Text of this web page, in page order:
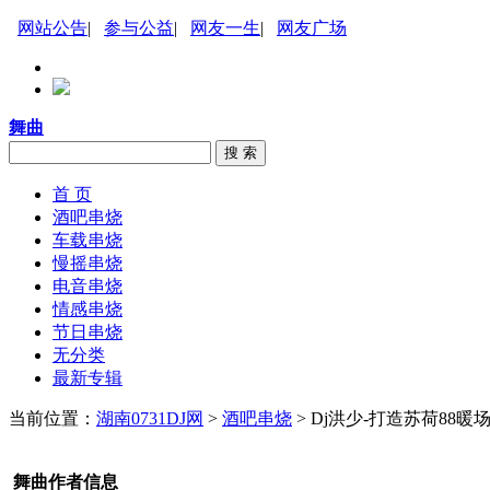
网站公告| 参与公益| 网友一生| 网友广场
舞曲
搜 索
首 页
酒吧串烧
车载串烧
慢摇串烧
电音串烧
情感串烧
节日串烧
无分类
最新专辑
当前位置： 湖南0731DJ网 > 酒吧串烧 > Dj洪少-打造苏荷88暖
舞曲作者信息